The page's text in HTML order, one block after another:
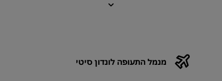
מנמל התעופה לונדון סיטי